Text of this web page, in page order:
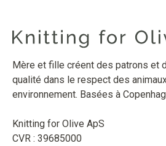
Mère et fille créent des patrons et
qualité dans le respect des
environnement. Basées à
Knitting for Olive ApS
CVR : 39685000